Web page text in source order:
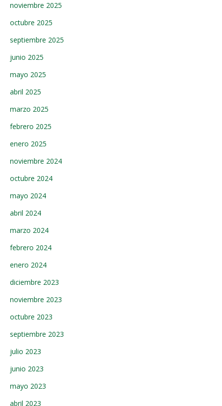
noviembre 2025
octubre 2025
septiembre 2025
junio 2025
mayo 2025
abril 2025
marzo 2025
febrero 2025
enero 2025
noviembre 2024
octubre 2024
mayo 2024
abril 2024
marzo 2024
febrero 2024
enero 2024
diciembre 2023
noviembre 2023
octubre 2023
septiembre 2023
julio 2023
junio 2023
mayo 2023
abril 2023